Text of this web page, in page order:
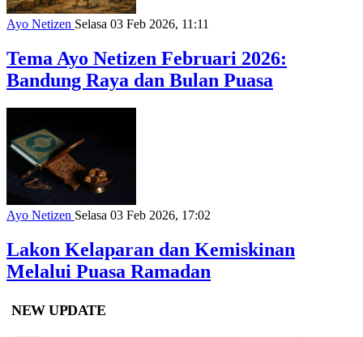
Ayo Netizen Selasa 03 Feb 2026, 11:11
Tema Ayo Netizen Februari 2026:
Bandung Raya dan Bulan Puasa
Ayo Netizen Selasa 03 Feb 2026, 17:02
Lakon Kelaparan dan Kemiskinan
Melalui Puasa Ramadan
NEW UPDATE